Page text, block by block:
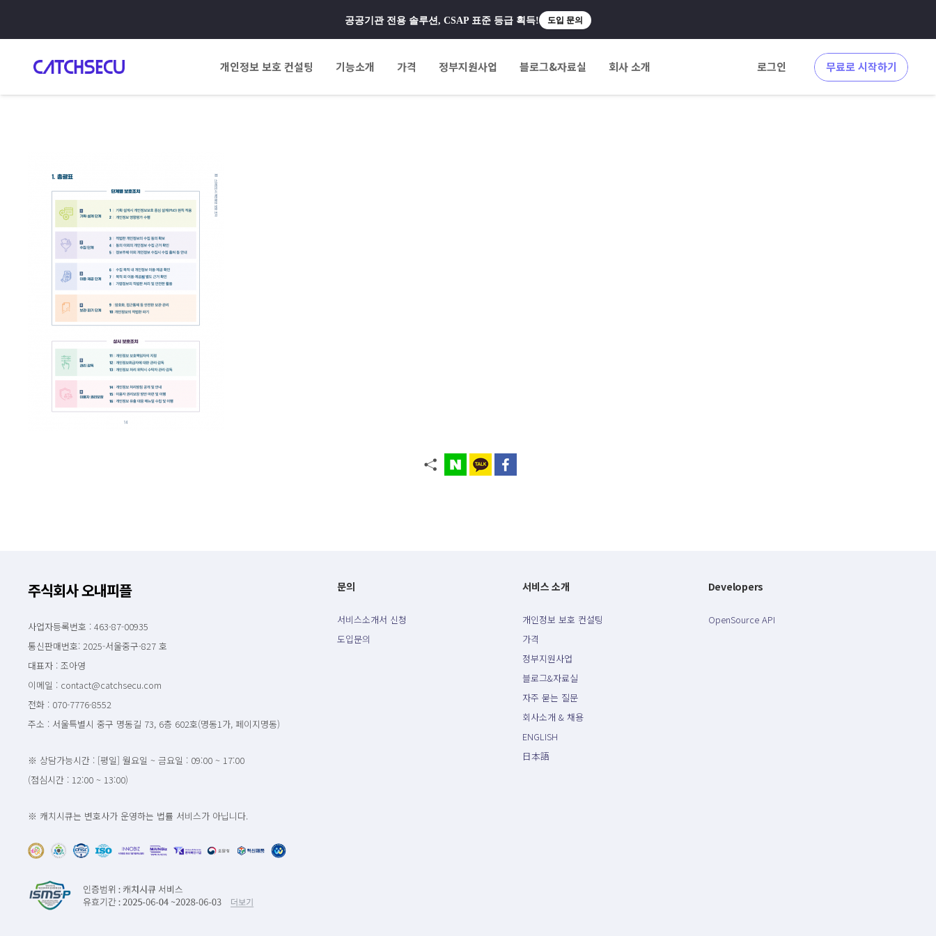
공공기관 전용 솔루션, CSAP 표준 등급 획득! 도입 문의
개인정보 보호 컨설팅 기능소개 가격 정부지원사업 블로그&자료실 회사 소개 로그인 무료로 시작하기
주식회사 오내피플
사업자등록번호 : 463-87-00935
통신판매번호: 2025-서울중구-827 호
대표자 : 조아영
이메일 : contact@catchsecu.com
전화 : 070-7776-8552
주소 : 서울특별시 중구 명동길 73, 6층 602호(명동1가, 페이지명동)
※ 상담가능시간 : [평일] 월요일 ~ 금요일 : 09:00 ~ 17:00
(점심시간 : 12:00 ~ 13:00)
※ 캐치시큐는 변호사가 운영하는 법률 서비스가 아닙니다.
문의
서비스소개서 신청
도입문의
서비스 소개
개인정보 보호 컨설팅
가격
정부지원사업
블로그&자료실
자주 묻는 질문
회사소개 & 채용
ENGLISH
日本語
Developers
OpenSource API